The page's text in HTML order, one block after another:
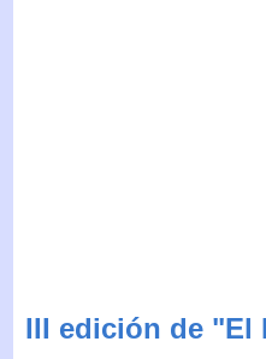
III edición de "El